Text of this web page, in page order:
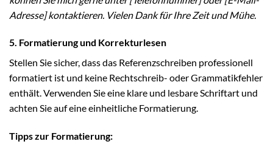
Adresse] kontaktieren. Vielen Dank für Ihre Zeit und Mühe.
5. Formatierung und Korrekturlesen
Stellen Sie sicher, dass das Referenzschreiben professionell
formatiert ist und keine Rechtschreib- oder Grammatikfehler
enthält. Verwenden Sie eine klare und lesbare Schriftart und
achten Sie auf eine einheitliche Formatierung.
Tipps zur Formatierung: